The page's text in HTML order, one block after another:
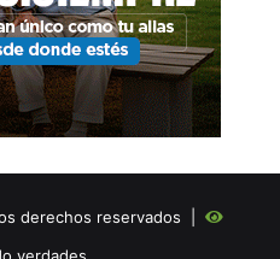
derechos reservados |
verdades